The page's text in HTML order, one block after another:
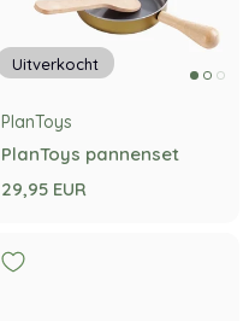
Uitverkocht
PlanToys
PlanToys pannenset
29,95 EUR